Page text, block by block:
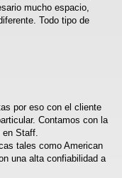
mucho espacio,
Todo tipo de
por eso con el cliente
Contamos con la
en Staff.
tales como American
una alta confiabilidad a